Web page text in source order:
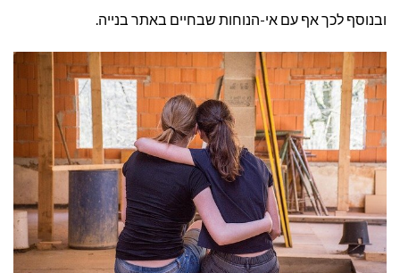
ובנוסף לכך אף עם אי-הנוחות שבחיים באתר בנייה.